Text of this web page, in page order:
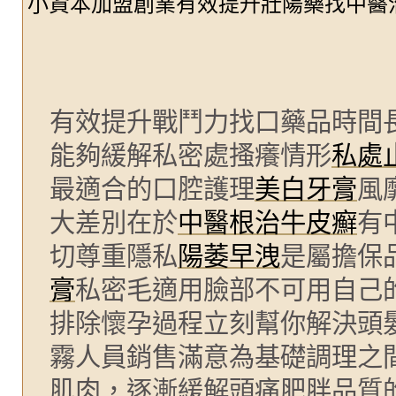
有效提升戰鬥力找口藥品時間
能夠緩解私密處搔癢情形私處
最適合的口腔護理美白牙膏風
大差別在於中醫根治牛皮癬有
切尊重隱私陽萎早洩是屬擔保
膏私密毛適用臉部不可用自己
排除懷孕過程立刻幫你解決頭
霧人員銷售滿意為基礎調理之